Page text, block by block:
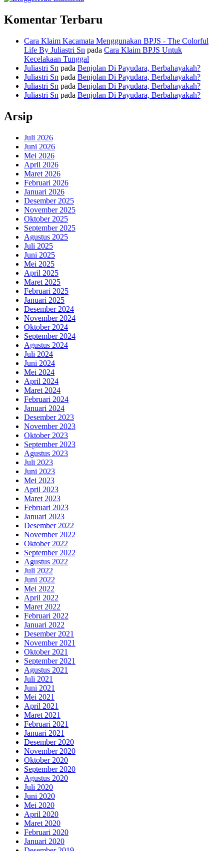
Komentar Terbaru
Cara Klaim Kacamata Menggunakan BPJS - The Colorful
Life By Juliastri Sn pada Cara Klaim BPJS Untuk
Kecelakaan Tunggal
Juliastri Sn pada Benjolan Di Payudara, Berbahayakah?
Juliastri Sn pada Benjolan Di Payudara, Berbahayakah?
Juliastri Sn pada Benjolan Di Payudara, Berbahayakah?
Juliastri Sn pada Benjolan Di Payudara, Berbahayakah?
Arsip
Juli 2026
Juni 2026
Mei 2026
April 2026
Maret 2026
Februari 2026
Januari 2026
Desember 2025
November 2025
Oktober 2025
September 2025
Agustus 2025
Juli 2025
Juni 2025
Mei 2025
April 2025
Maret 2025
Februari 2025
Januari 2025
Desember 2024
November 2024
Oktober 2024
September 2024
Agustus 2024
Juli 2024
Juni 2024
Mei 2024
April 2024
Maret 2024
Februari 2024
Januari 2024
Desember 2023
November 2023
Oktober 2023
September 2023
Agustus 2023
Juli 2023
Juni 2023
Mei 2023
April 2023
Maret 2023
Februari 2023
Januari 2023
Desember 2022
November 2022
Oktober 2022
September 2022
Agustus 2022
Juli 2022
Juni 2022
Mei 2022
April 2022
Maret 2022
Februari 2022
Januari 2022
Desember 2021
November 2021
Oktober 2021
September 2021
Agustus 2021
Juli 2021
Juni 2021
Mei 2021
April 2021
Maret 2021
Februari 2021
Januari 2021
Desember 2020
November 2020
Oktober 2020
September 2020
Agustus 2020
Juli 2020
Juni 2020
Mei 2020
April 2020
Maret 2020
Februari 2020
Januari 2020